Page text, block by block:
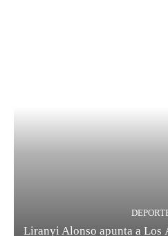
Liranyi Alonso apunta a Los